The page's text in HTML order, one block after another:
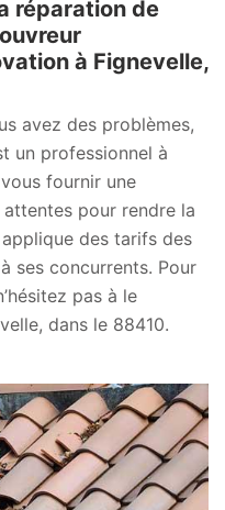
réparation de
à Fignevelle,
avez des problèmes,
un professionnel à
fournir une
pour rendre la
des tarifs des
ses concurrents. Pour
pas à le
dans le 88410.